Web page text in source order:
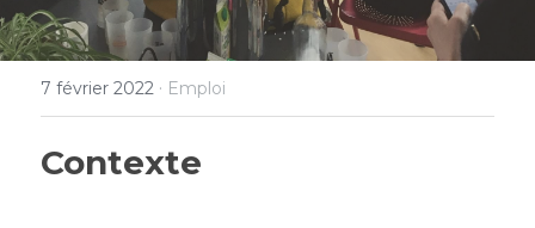
7 février 2022 · Emploi
Contexte